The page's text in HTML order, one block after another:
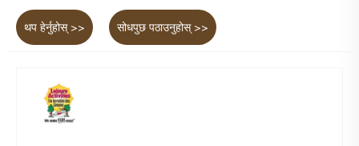
थप हेर्नुहोस् >> सोधपुछ पठाउनुहोस् >>